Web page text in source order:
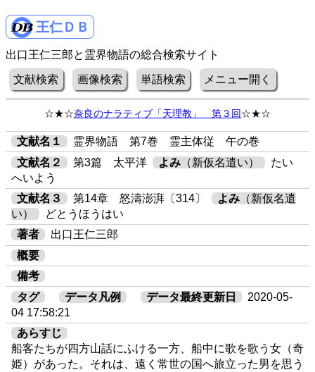
王仁ＤＢ
出口王仁三郎と霊界物語の総合検索サイト
文献検索 画像検索 単語検索 メニュー開く
☆★☆奈良のナラティブ「天理教」 第３回☆★☆
文献名１
霊界物語 第7巻 霊主体従 午の巻
文献名２
第3篇 太平洋 よみ （新仮名遣い）
たい
へいよう
文献名３
第14章 怒濤澎湃〔314〕 よみ （新仮名遣
い）
どとうほうはい
著者
出口王仁三郎
概要
備考
タグ
データ凡例 データ最終更新日
2020-05-
04 17:58:21
あらすじ
船客たちが四方山話にふける一方、船中に歌を歌う女（奇
姫）があった。それは、遠く常世の国へ旅立った男を思う